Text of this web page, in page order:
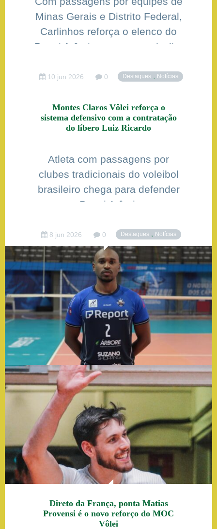
Minas Gerais e Distrito Federal,
Carlinhos reforça o elenco do
Pequi Atômico no retorno à elite
10 jun 2026 0 Destaques, Notícias
Montes Claros Vôlei reforça o
sistema defensivo com a contratação
do líbero Luiz Ricardo
Atleta com passagens por
clubes tradicionais do voleibol
brasileiro chega para defender
o Pequi Atômico
8 jun 2026 0 Destaques, Notícias
Direto da França, ponta Matias
Provensi é o novo reforço do MOC
Vôlei